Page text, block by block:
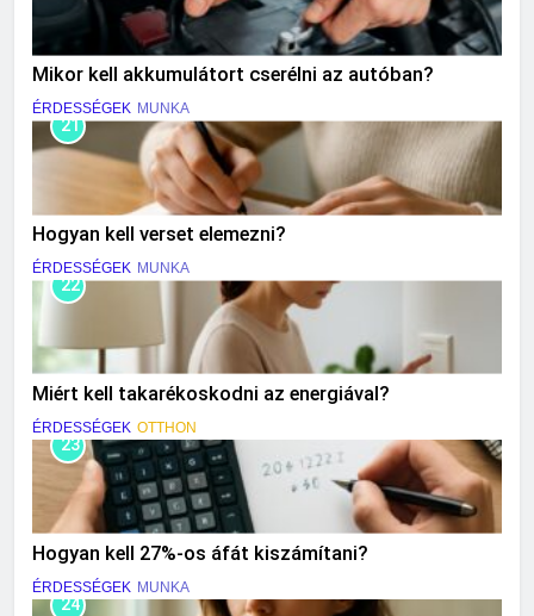
Mikor kell akkumulátort cserélni az autóban?
ÉRDESSÉGEK MUNKA
21
Hogyan kell verset elemezni?
ÉRDESSÉGEK MUNKA
22
Miért kell takarékoskodni az energiával?
ÉRDESSÉGEK OTTHON
23
Hogyan kell 27%-os áfát kiszámítani?
ÉRDESSÉGEK MUNKA
24